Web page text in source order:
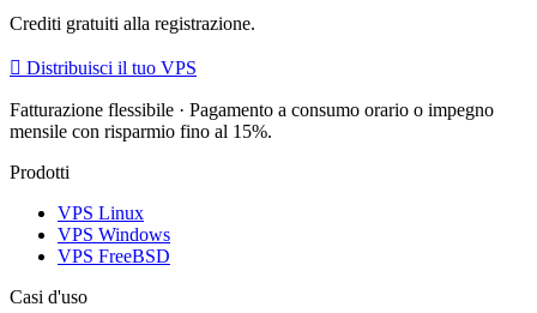
Crediti gratuiti alla registrazione.
Distribuisci il tuo VPS
Fatturazione flessibile · Pagamento a consumo orario o impegno
mensile con risparmio fino al 15%.
Prodotti
VPS Linux
VPS Windows
VPS FreeBSD
Casi d'uso